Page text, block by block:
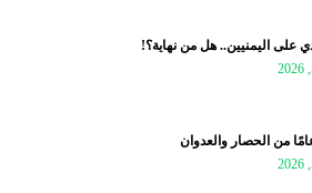
على اليمنيين.. هل من نهاية؟!